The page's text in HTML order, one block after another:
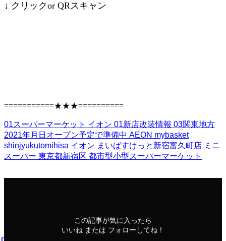
↓ クリックor QRスキャン
===========★★★==========
01スーパーマーケット イオン 01新店改装情報 03関東地方
2021年月日オープン予定で準備中 AEON mybasket
shinjyukutomihisa イオン まいばすけっと新宿富久町店 ミニ
スーパー 東京都新宿区 都市型小型スーパーマーケット
この記事が気に入ったら
いいね または フォローしてね！